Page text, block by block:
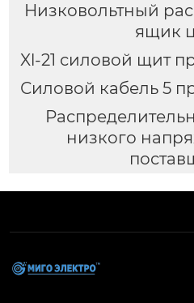
Низковольтный
ящик
Xl-21 силовой щит
Силовой кабель 5
низкого